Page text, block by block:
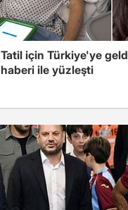
Tatil için Türkiye'ye
haberi ile yüzleşti